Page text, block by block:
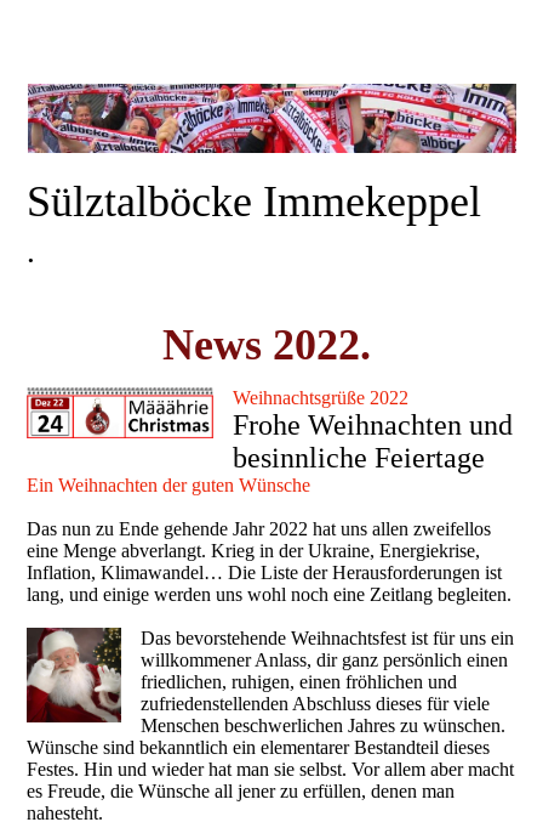
Sülztalböcke Immekeppel
.
News 2022.
Weihnachtsgrüße 2022
Frohe Weihnachten und
besinnliche Feiertage
Ein Weihnachten der guten Wünsche
Das nun zu Ende gehende Jahr 2022 hat uns allen zweifellos
eine Menge abverlangt. Krieg in der Ukraine, Energiekrise,
Inflation, Klimawandel… Die Liste der Herausforderungen ist
lang, und einige werden uns wohl noch eine Zeitlang begleiten.
Das bevorstehende Weihnachtsfest ist für uns ein
willkommener Anlass, dir ganz persönlich einen
friedlichen, ruhigen, einen fröhlichen und
zufriedenstellenden Abschluss dieses für viele
Menschen beschwerlichen Jahres zu wünschen.
Wünsche sind bekanntlich ein elementarer Bestandteil dieses
Festes. Hin und wieder hat man sie selbst. Vor allem aber macht
es Freude, die Wünsche all jener zu erfüllen, denen man
nahesteht.